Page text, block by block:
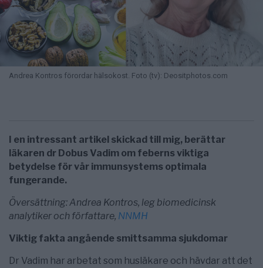
Andrea Kontros förordar hälsokost. Foto (tv): Deositphotos.com
I en intressant artikel skickad till mig, berättar
läkaren dr Dobus Vadim om feberns viktiga
betydelse för vår immunsystems optimala
fungerande.
Översättning: Andrea Kontros, leg biomedicinsk
analytiker och författare, NNMH
Viktig fakta angående smittsamma sjukdomar
Dr Vadim har arbetat som husläkare och hävdar att det